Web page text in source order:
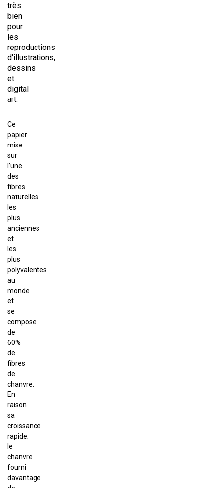
très
bien
pour
les
reproductions
d'illustrations,
dessins
et
digital
art.
Ce
papier
mise
sur
l’une
des
fibres
naturelles
les
plus
anciennes
et
les
plus
polyvalentes
au
monde
et
se
compose
de
60%
de
fibres
de
chanvre.
En
raison
sa
croissance
rapide,
le
chanvre
fourni
davantage